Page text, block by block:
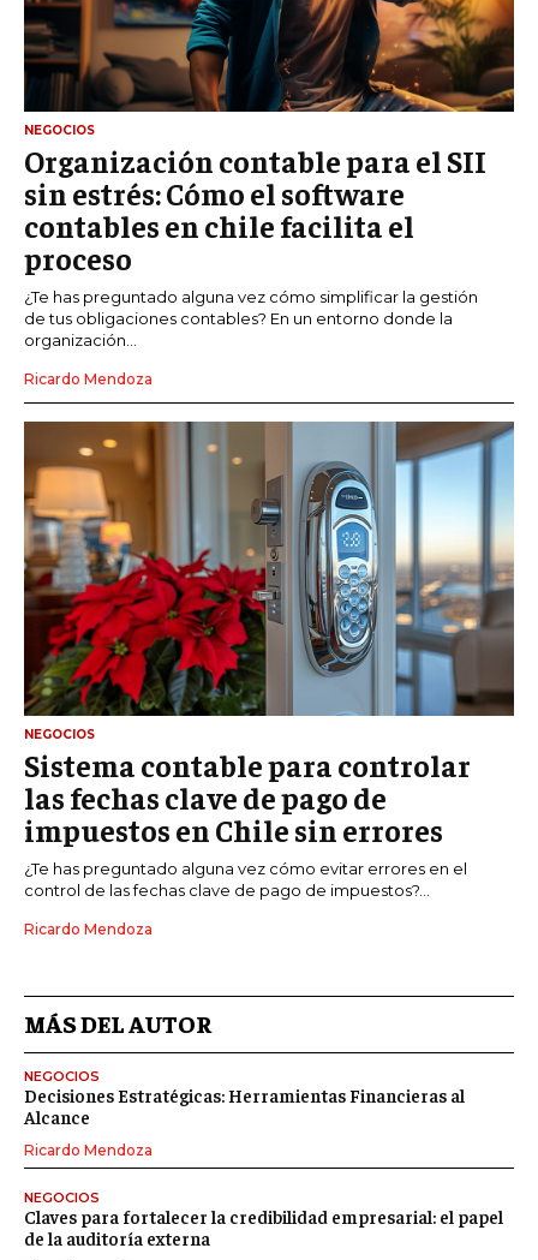
NEGOCIOS
Organización contable para el SII
sin estrés: Cómo el software
contables en chile facilita el
proceso
¿Te has preguntado alguna vez cómo simplificar la gestión
de tus obligaciones contables? En un entorno donde la
organización...
Ricardo Mendoza
NEGOCIOS
Sistema contable para controlar
las fechas clave de pago de
impuestos en Chile sin errores
¿Te has preguntado alguna vez cómo evitar errores en el
control de las fechas clave de pago de impuestos?...
Ricardo Mendoza
MÁS DEL AUTOR
NEGOCIOS
Decisiones Estratégicas: Herramientas Financieras al
Alcance
Ricardo Mendoza
NEGOCIOS
Claves para fortalecer la credibilidad empresarial: el papel
de la auditoría externa